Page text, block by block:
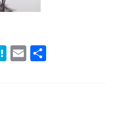
Hatena
Email
共